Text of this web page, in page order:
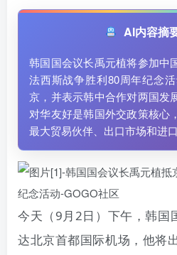
AI内容摘
韩国国会议长禹元植将参加中
法西斯战争胜利80周年纪念
京，并表示韩中合作对两国发
对华友好是韩国外交政策核心
最大贸易伙伴、出口市场和进口
今天（9月2日）下午，韩国
达北京首都国际机场，他将